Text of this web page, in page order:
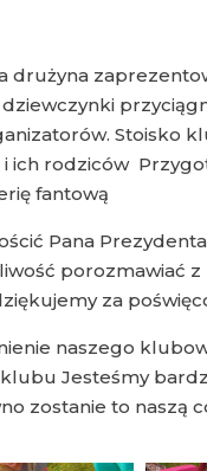
drużyna
Stoisko
ich rodziców
fantową
Pana
porozmawiać
za
naszego
Jesteśmy
zostanie to naszą